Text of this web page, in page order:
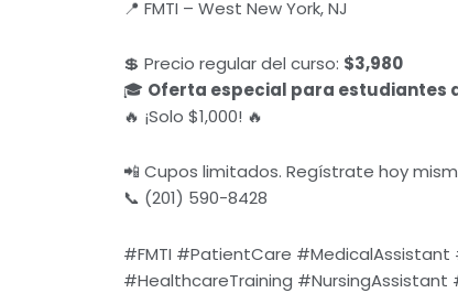
📍 FMTI – West New York, NJ
💲 Precio regular del curso: $3,980
🎓 Oferta especial para estudiantes
🔥 ¡Solo $1,000! 🔥
📲 Cupos limitados. Regístrate hoy
📞 (201) 590-8428
#FMTI #PatientCare #MedicalAssistant
#HealthcareTraining